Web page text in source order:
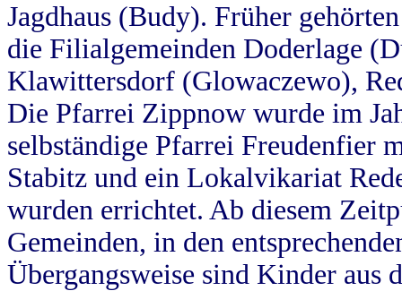
Jagdhaus (Budy). Früher
die Filialgemeinden Doderlage
Klawittersdorf (Glowaczewo),
Die Pfarrei Zippnow wurde im
selbständige Pfarrei Freudenfier
Stabitz und ein Lokalvikariat
wurden errichtet. Ab diesem
Gemeinden, in den
Übergangsweise sind Kinder aus